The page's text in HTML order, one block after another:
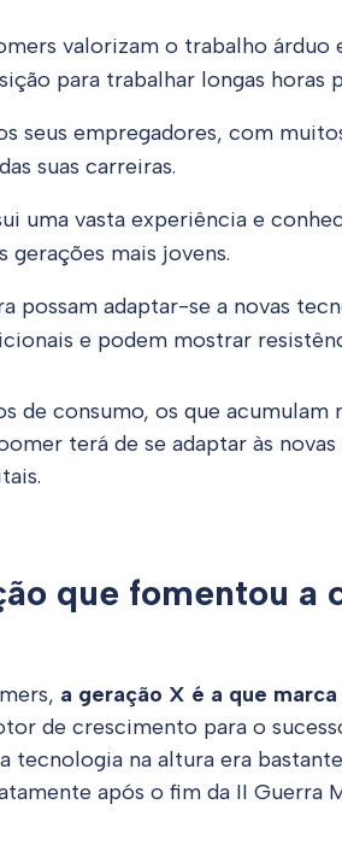
valorizam o trabalho árduo
para trabalhar longas horas
seus empregadores, com
suas carreiras.
uma vasta experiência e
gerações mais jovens.
possam adaptar-se a novas
e podem mostrar
de consumo, os que acumulam
terá de se adaptar às
que fomentou a
a geração X é a que
de crescimento para o
tecnologia na altura era
após o fim da II Guerra